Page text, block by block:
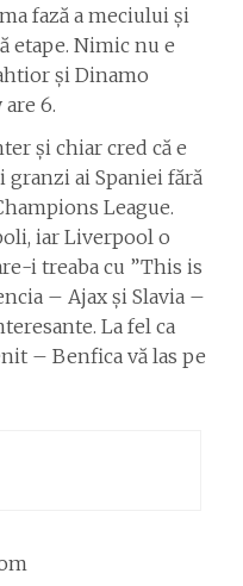
fază a meciului și
etape. Nimic nu e
și Dinamo
6.
și chiar cred că e
ai Spaniei fără
League.
iar Liverpool o
i treaba cu ”This is
– Ajax și Slavia –
La fel ca
– Benfica vă las pe